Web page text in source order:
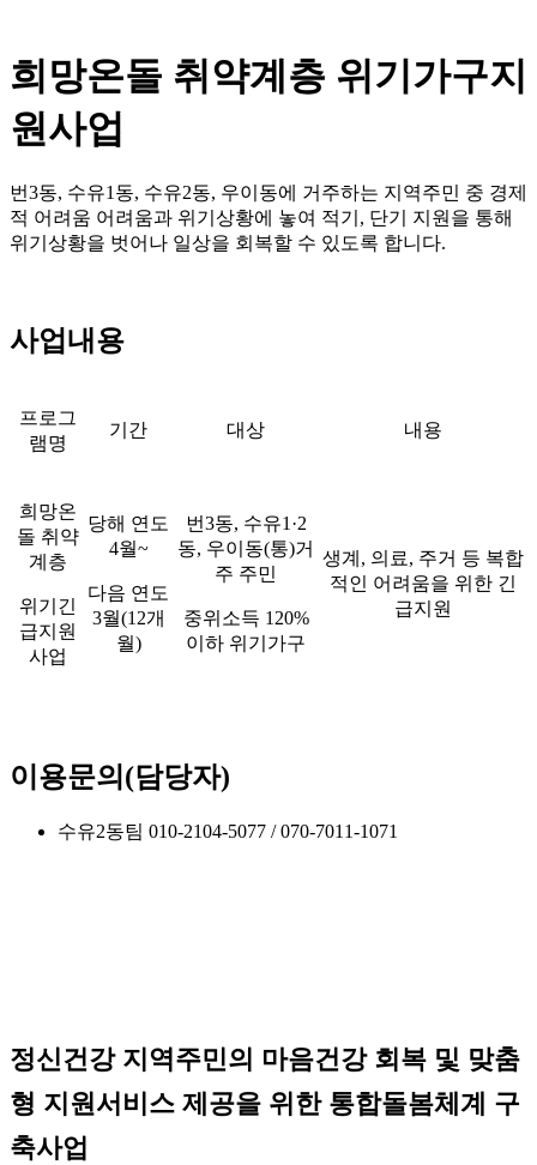
희망온돌 취약계층 위기가구지
원사업
번3동, 수유1동, 수유2동, 우이동에 거주하는 지역주민 중 경제
적 어려움 어려움과 위기상황에 놓여 적기, 단기 지원을 통해
위기상황을 벗어나 일상을 회복할 수 있도록 합니다.
사업내용
프로그
램명
기간 대상 내용
희망온
돌 취약
계층
위기긴
급지원
사업
당해 연도
4월~
다음 연도
3월(12개
월)
번3동, 수유1·2
동, 우이동(통)거
주 주민
중위소득 120%
이하 위기가구
생계, 의료, 주거 등 복합
적인 어려움을 위한 긴
급지원
이용문의(담당자)
수유2동팀 010-2104-5077 / 070-7011-1071
정신건강 지역주민의 마음건강 회복 및 맞춤
형 지원서비스 제공을 위한 통합돌봄체계 구
축사업